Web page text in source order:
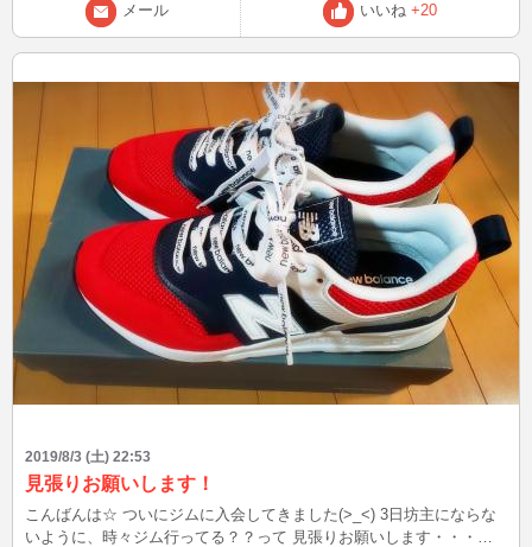
メール いいね +20
2019/8/3 (土) 22:53
見張りお願いします！
こんばんは☆ ついにジムに入会してきました(>_<) 3日坊主にならな
いように、時々ジム行ってる？？って 見張りお願いします・・・。 1